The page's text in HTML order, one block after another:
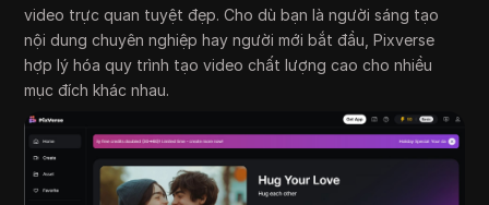
video trực quan tuyệt đẹp. Cho dù bạn là người sáng tạo
nội dung chuyên nghiệp hay người mới bắt đầu, Pixverse
hợp lý hóa quy trình tạo video chất lượng cao cho nhiều
mục đích khác nhau.